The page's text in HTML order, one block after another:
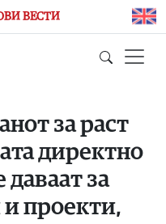
ВЕСТИ
за раст
директно
даваат за
проекти,